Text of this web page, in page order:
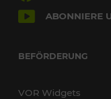
ABONNIERE
BEFÖRDERUNG
VOR Widgets